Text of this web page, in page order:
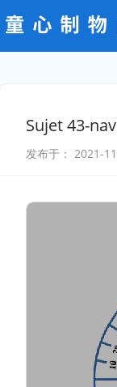
Sujet 43-
发布于： 2021-